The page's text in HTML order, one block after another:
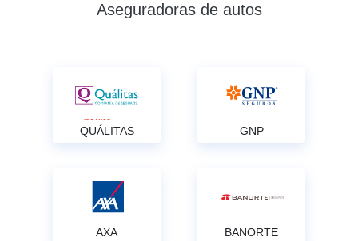
Aseguradoras de autos
QUÁLITAS GNP
AXA BANORTE